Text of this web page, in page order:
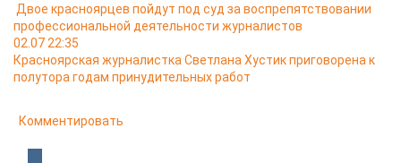
Двое красноярцев пойдут под суд за воспрепятствовании
профессиональной деятельности журналистов
02.07 22:35
Красноярская журналистка Светлана Хустик приговорена к
полутора годам принудительных работ
Комментировать